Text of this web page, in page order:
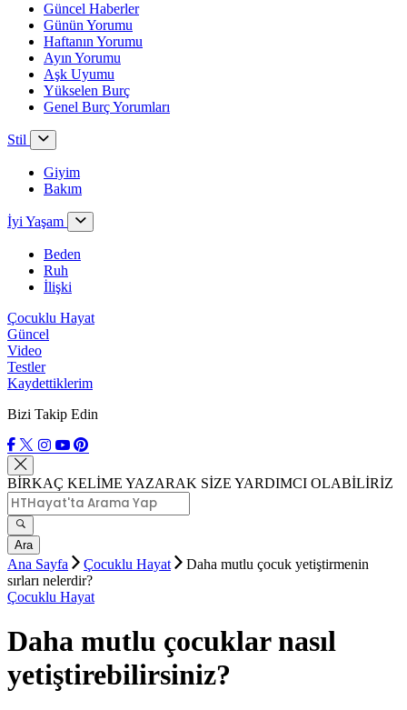
Güncel Haberler
Günün Yorumu
Haftanın Yorumu
Ayın Yorumu
Aşk Uyumu
Yükselen Burç
Genel Burç Yorumları
Stil
Giyim
Bakım
İyi Yaşam
Beden
Ruh
İlişki
Çocuklu Hayat
Güncel
Video
Testler
Kaydettiklerim
Bizi Takip Edin
BİRKAÇ KELİME YAZARAK SİZE YARDIMCI OLABİLİRİZ
Ara
Ana Sayfa Çocuklu Hayat
Daha mutlu çocuk yetiştirmenin
sırları nelerdir?
Çocuklu Hayat
Daha mutlu çocuklar nasıl
yetiştirebilirsiniz?